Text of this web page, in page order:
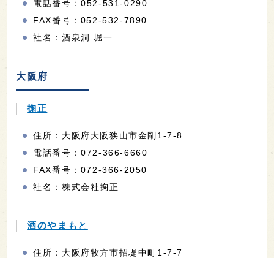
電話番号：052-531-0290
FAX番号：052-532-7890
社名：酒泉洞 堀一
大阪府
掬正
住所：大阪府大阪狭山市金剛1-7-8
電話番号：072-366-6660
FAX番号：072-366-2050
社名：株式会社掬正
酒のやまもと
住所：大阪府牧方市招堤中町1-7-7